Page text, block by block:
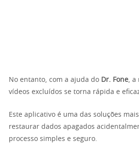
No entanto, com a ajuda do Dr. Fone, a
vídeos excluídos se torna rápida e
Este aplicativo é uma das soluções
restaurar dados apagados
processo simples e seguro.